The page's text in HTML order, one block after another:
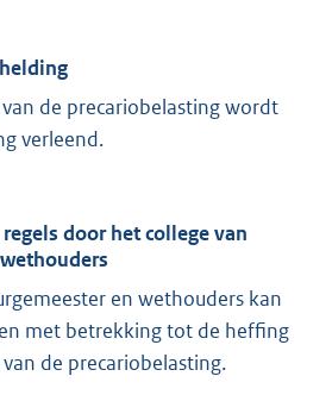
de precariobelasting wordt
verleend.
door het college van
en wethouders kan
met betrekking tot de heffing
de precariobelasting.